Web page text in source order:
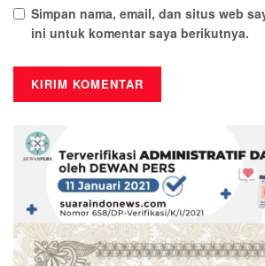
Simpan nama, email, dan situs web
ini untuk komentar saya berikutnya.